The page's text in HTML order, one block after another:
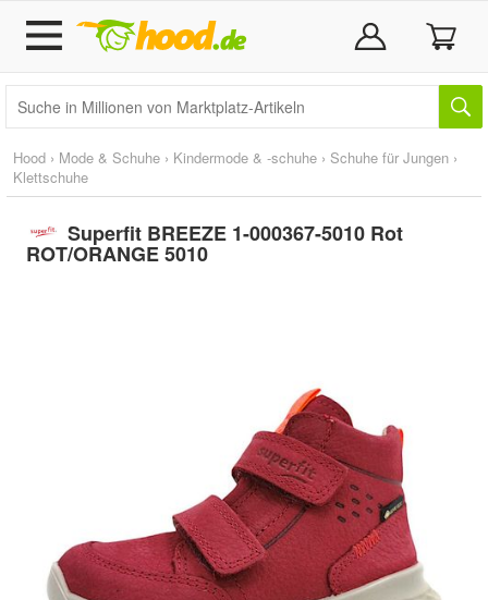
Hood › Mode & Schuhe › Kindermode & -schuhe › Schuhe für Jungen ›
Klettschuhe
Superfit BREEZE 1-000367-5010 Rot
ROT/ORANGE 5010